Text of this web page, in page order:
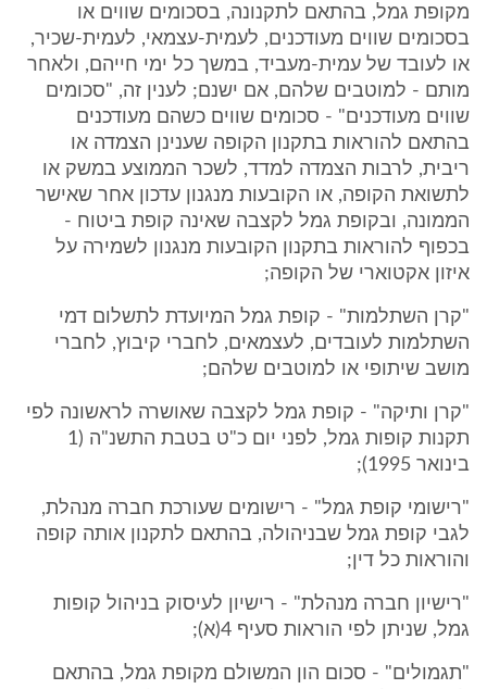
מקופת גמל, בהתאם לתקנונה, בסכומים שווים או
בסכומים שווים מעודכנים, לעמית-עצמאי, לעמית-שכיר,
או לעובד של עמית-מעביד, במשך כל ימי חייהם, ולאחר
מותם - למוטבים שלהם, אם ישנם; לענין זה, "סכומים
שווים מעודכנים" - סכומים שווים כשהם מעודכנים
בהתאם להוראות בתקנון הקופה שענינן הצמדה או
ריבית, לרבות הצמדה למדד, לשכר הממוצע במשק או
לתשואת הקופה, או הקובעות מנגנון עדכון אחר שאישר
הממונה, ובקופת גמל לקצבה שאינה קופת ביטוח -
בכפוף להוראות בתקנון הקובעות מנגנון לשמירה על
איזון אקטוארי של הקופה;
"קרן השתלמות" - קופת גמל המיועדת לתשלום דמי
השתלמות לעובדים, לעצמאים, לחברי קיבוץ, לחברי
מושב שיתופי או למוטבים שלהם;
"קרן ותיקה" - קופת גמל לקצבה שאושרה לראשונה לפי
תקנות קופות גמל, לפני יום כ"ט בטבת התשנ"ה (1
בינואר 1995);
"רישומי קופת גמל" - רישומים שעורכת חברה מנהלת,
לגבי קופת גמל שבניהולה, בהתאם לתקנון אותה קופה
והוראות כל דין;
"רישיון חברה מנהלת" - רישיון לעיסוק בניהול קופות
גמל, שניתן לפי הוראות סעיף 4(א);
"תגמולים" - סכום הון המשולם מקופת גמל, בהתאם